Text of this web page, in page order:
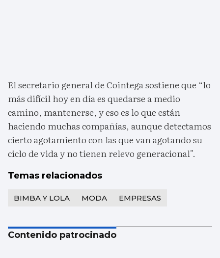
El secretario general de Cointega sostiene que “lo
más difícil hoy en día es quedarse a medio
camino, mantenerse, y eso es lo que están
haciendo muchas compañías, aunque detectamos
cierto agotamiento con las que van agotando su
ciclo de vida y no tienen relevo generacional".
Temas relacionados
BIMBA Y LOLA MODA EMPRESAS
Contenido patrocinado